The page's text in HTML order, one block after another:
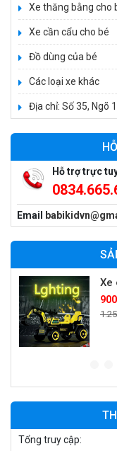
Xe thăng bằng cho
Xe cần cẩu cho bé
Đồ dùng của bé
Các loại xe khác
Địa chỉ: Số 35, Ngõ
Hỗ trợ trực
Email
Xe
Xe
Xe
Xe
Tổng truy cập: